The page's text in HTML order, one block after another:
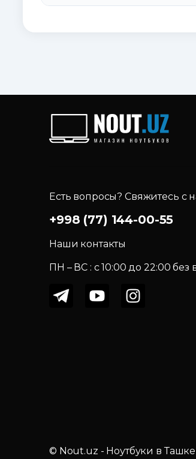
Есть вопросы? Свяжитесь с
+998 (77) 144-00-55
Наши контакты
ПН – ВС : c 10:00 до 22:00 без
© Nout.uz - Ноутбуки в